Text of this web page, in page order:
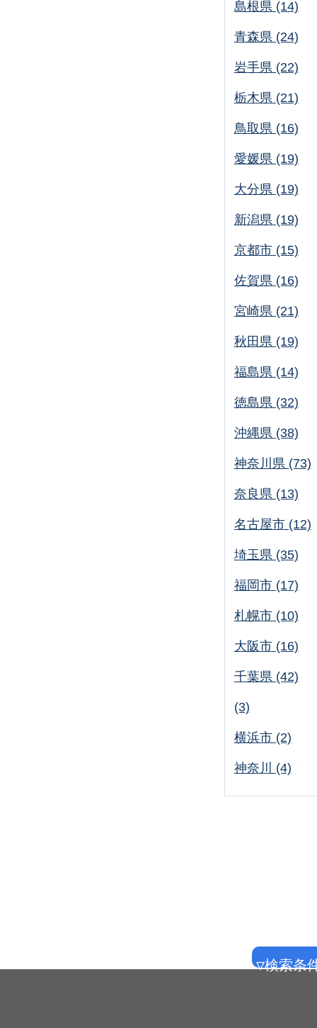
島根県 (14)
青森県 (24)
岩手県 (22)
栃木県 (21)
鳥取県 (16)
愛媛県 (19)
大分県 (19)
新潟県 (19)
京都市 (15)
佐賀県 (16)
宮崎県 (21)
秋田県 (19)
福島県 (14)
徳島県 (32)
沖縄県 (38)
神奈川県 (73)
奈良県 (13)
名古屋市 (12)
埼玉県 (35)
福岡市 (17)
札幌市 (10)
大阪市 (16)
千葉県 (42)
(3)
横浜市 (2)
神奈川 (4)
▽検索条